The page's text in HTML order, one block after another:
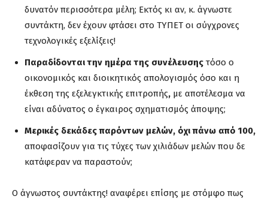
δυνατόν περισσότερα μέλη; Εκτός κι αν, κ. άγνωστε
συντάκτη, δεν έχουν φτάσει στο ΤΥΠΕΤ οι σύγχρονες
τεχνολογικές εξελίξεις!
Παραδίδονται την ημέρα της συνέλευσης τόσο ο
οικονομικός και διοικητικός απολογισμός όσο και η
έκθεση της εξελεγκτικής επιτροπής, με αποτέλεσμα να
είναι αδύνατος ο έγκαιρος σχηματισμός άποψης;
Μερικές δεκάδες παρόντων μελών, όχι πάνω από 100,
αποφασίζουν για τις τύχες των χιλιάδων μελών που δε
κατάφεραν να παραστούν;
Ο άγνωστος συντάκτης! αναφέρει επίσης με στόμφο πως